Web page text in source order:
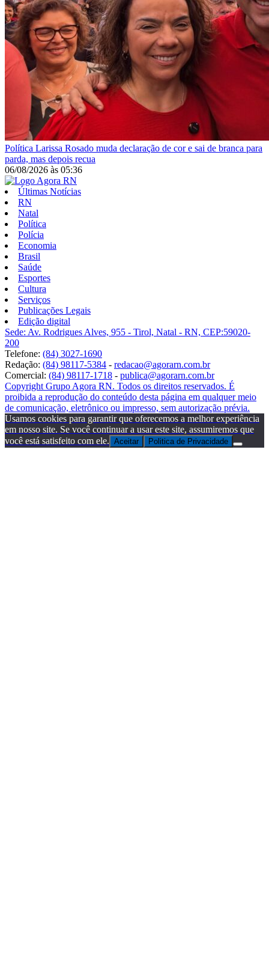
Política Larissa Rosado muda declaração de cor e sai de branca para
parda, mas depois recua
06/08/2026 às 05:36
Últimas Notícias
RN
Natal
Política
Polícia
Economia
Brasil
Saúde
Esportes
Cultura
Serviços
Publicações Legais
Edição digital
Sede: Av. Rodrigues Alves, 955 - Tirol, Natal - RN, CEP:59020-
200
Telefone: (84) 3027-1690
Redação: (84) 98117-5384 - redacao@agorarn.com.br
Comercial: (84) 98117-1718 - publica@agorarn.com.br
Copyright Grupo Agora RN. Todos os direitos reservados. É
proibida a reprodução do conteúdo desta página em qualquer meio
de comunicação, eletrônico ou impresso, sem autorização prévia.
Usamos cookies para garantir que oferecemos a melhor experiência
em nosso site. Se você continuar a usar este site, assumiremos que
você está satisfeito com ele. Aceitar Politica de Privacidade